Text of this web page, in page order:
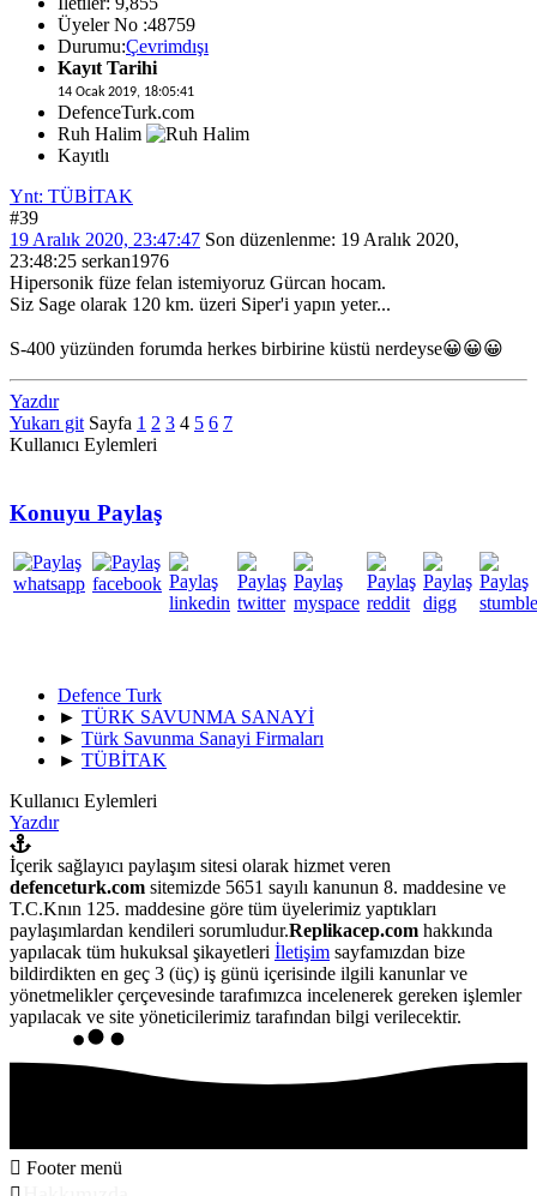
Üyeler No :48759
Durumu:Çevrimdışı
Kayıt Tarihi
14 Ocak 2019, 18:05:41
DefenceTurk.com
Ruh Halim
Kayıtlı
Ynt: TÜBİTAK
#39
19 Aralık 2020, 23:47:47 Son düzenlenme: 19 Aralık 2020,
23:48:25 serkan1976
Hipersonik füze felan istemiyoruz Gürcan hocam.
Siz Sage olarak 120 km. üzeri Siper'i yapın yeter...
S-400 yüzünden forumda herkes birbirine küstü nerdeyse😀😀😀
Yazdır
Yukarı git Sayfa 1 2 3 4 5 6 7
Kullanıcı Eylemleri
Konuyu Paylaş
Defence Turk
► TÜRK SAVUNMA SANAYİ
► Türk Savunma Sanayi Firmaları
► TÜBİTAK
Kullanıcı Eylemleri
Yazdır
İçerik sağlayıcı paylaşım sitesi olarak hizmet veren
defenceturk.com sitemizde 5651 sayılı kanunun 8. maddesine ve
T.C.Knın 125. maddesine göre tüm üyelerimiz yaptıkları
paylaşımlardan kendileri sorumludur.Replikacep.com hakkında
yapılacak tüm hukuksal şikayetleri İletişim sayfamızdan bize
bildirdikten en geç 3 (üç) iş günü içerisinde ilgili kanunlar ve
yönetmelikler çerçevesinde tarafımızca incelenerek gereken işlemler
yapılacak ve site yöneticilerimiz tarafından bilgi verilecektir.
Footer menü